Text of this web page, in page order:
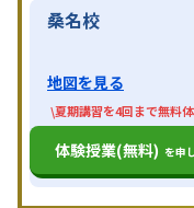
桑名校
地図を見る
\夏期講習を4回まで無料
体験授業(無料) を申